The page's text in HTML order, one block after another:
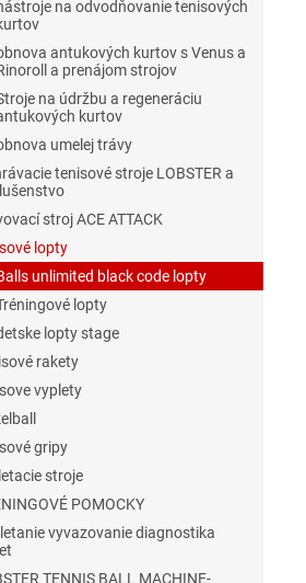
na odvodňovanie tenisových
antukových kurtov s Venus a
a prenájom strojov
na údržbu a regeneráciu
kurtov
umelej trávy
tenisové stroje LOBSTER a
stroj ACE ATTACK
lopty
unlimited black code lopty
lopty
lopty stage
rakety
vyplety
gripy
stroje
POMOCKY
vyvazovanie diagnostika
TENNIS BALL MACHINE-